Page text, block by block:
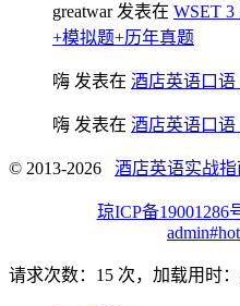
greatwar发表在 WSET
+模拟题+历年真题
嗨 发表在 酒店英语口语
嗨 发表在 酒店英语口语
© 2013-2026 酒店英语实战
琼ICP备19001286
请求次数：15 次，加载用时